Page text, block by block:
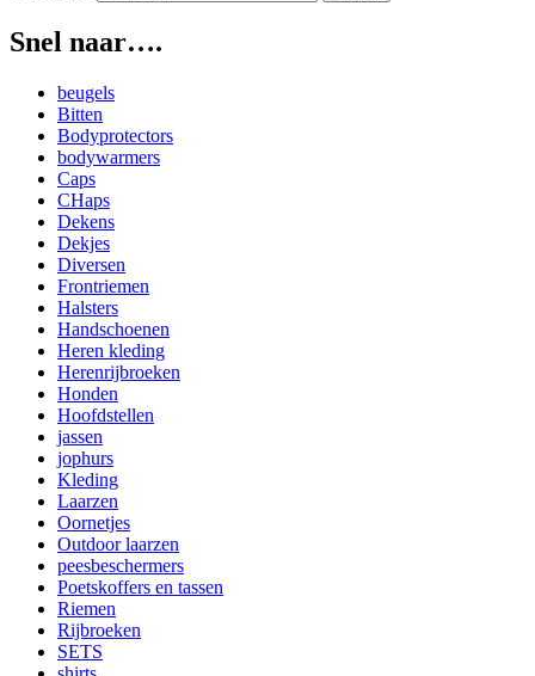
Snel naar….
beugels
Bitten
Bodyprotectors
bodywarmers
Caps
CHaps
Dekens
Dekjes
Diversen
Frontriemen
Halsters
Handschoenen
Heren kleding
Herenrijbroeken
Honden
Hoofdstellen
jassen
jophurs
Kleding
Laarzen
Oornetjes
Outdoor laarzen
peesbeschermers
Poetskoffers en tassen
Riemen
Rijbroeken
SETS